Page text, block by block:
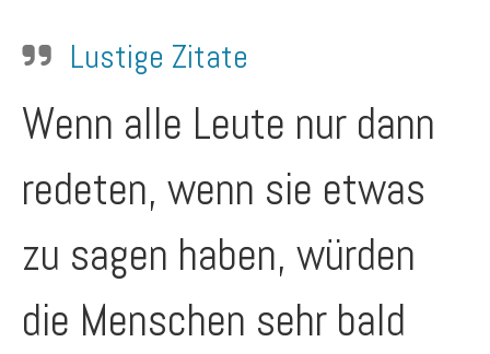
Lustige Zitate
Wenn alle Leute nur dann
redeten, wenn sie etwas
zu sagen haben, würden
die Menschen sehr bald